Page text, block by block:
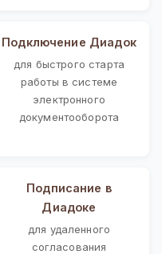
Подключение Диадок
для быстрого старта
работы в системе
электронного
документооборота
Подписание в
Диадоке
для удаленного
согласования